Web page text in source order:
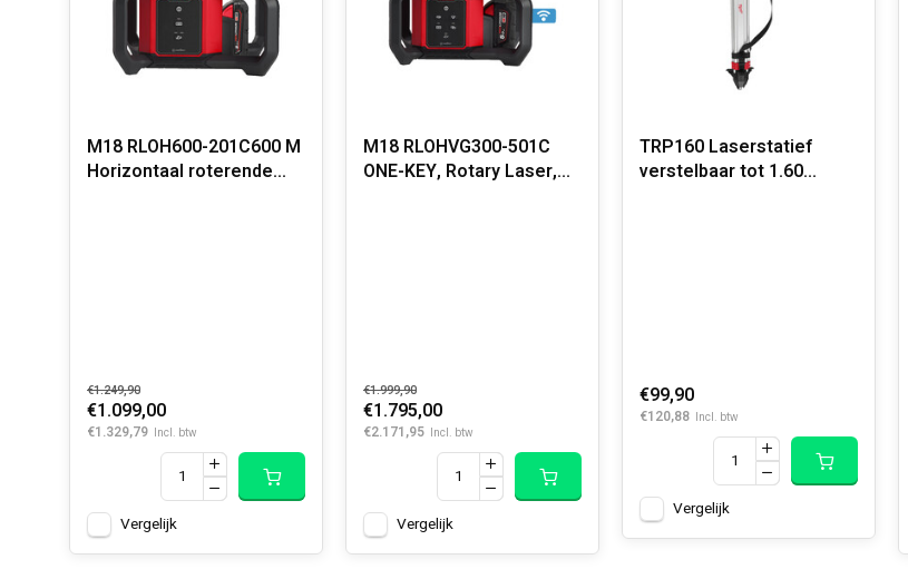
M18 RLOH600-201C600 M
Horizontaal roterende
€1.249,90
€1.099,00
€1.329,79 Incl. btw
Vergelijk
M18 RLOHVG300-501C
ONE-KEY, Rotary Laser,
€1.999,90
€1.795,00
€2.171,95 Incl. btw
Vergelijk
TRP160 Laserstatief
verstelbaar tot 1.60
€99,90
€120,88 Incl. btw
Vergelijk